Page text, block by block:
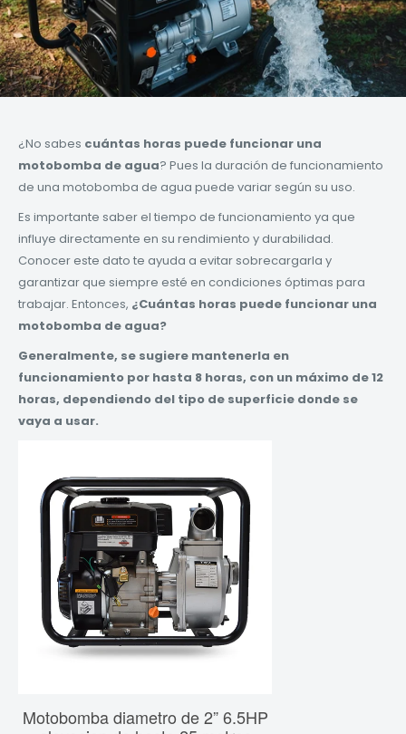
¿No sabes cuántas horas puede funcionar una
motobomba de agua? Pues la duración de funcionamiento
de una motobomba de agua puede variar según su uso.
Es importante saber el tiempo de funcionamiento ya que
influye directamente en su rendimiento y durabilidad.
Conocer este dato te ayuda a evitar sobrecargarla y
garantizar que siempre esté en condiciones óptimas para
trabajar. Entonces, ¿Cuántas horas puede funcionar una
motobomba de agua?
Generalmente, se sugiere mantenerla en
funcionamiento por hasta 8 horas, con un máximo de 12
horas, dependiendo del tipo de superficie donde se
vaya a usar.